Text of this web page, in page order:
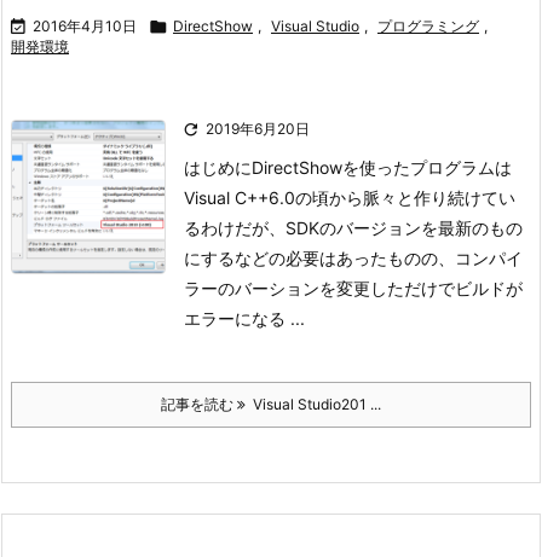
 2016年4月10日  DirectShow , Visual Studio , プログラミング ,
開発環境
 2019年6月20日
はじめにDirectShowを使ったプログラムは
Visual C++6.0の頃から脈々と作り続けてい
るわけだが、SDKのバージョンを最新のもの
にするなどの必要はあったものの、コンパイ
ラーのバーションを変更しただけでビルドが
エラーになる ...
記事を読む Visual Studio201 ...